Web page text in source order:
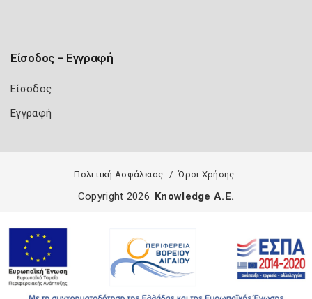
Είσοδος – Εγγραφή
Είσοδος
Εγγραφή
Πολιτική Ασφάλειας Όροι Χρήσης
Copyright 2026 Knowledge A.E.